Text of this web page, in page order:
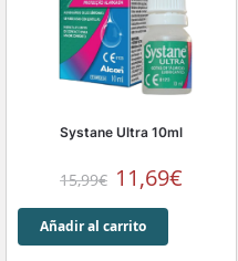
Systane Ultra 10ml
15,99€ 11,69€
Añadir al carrito